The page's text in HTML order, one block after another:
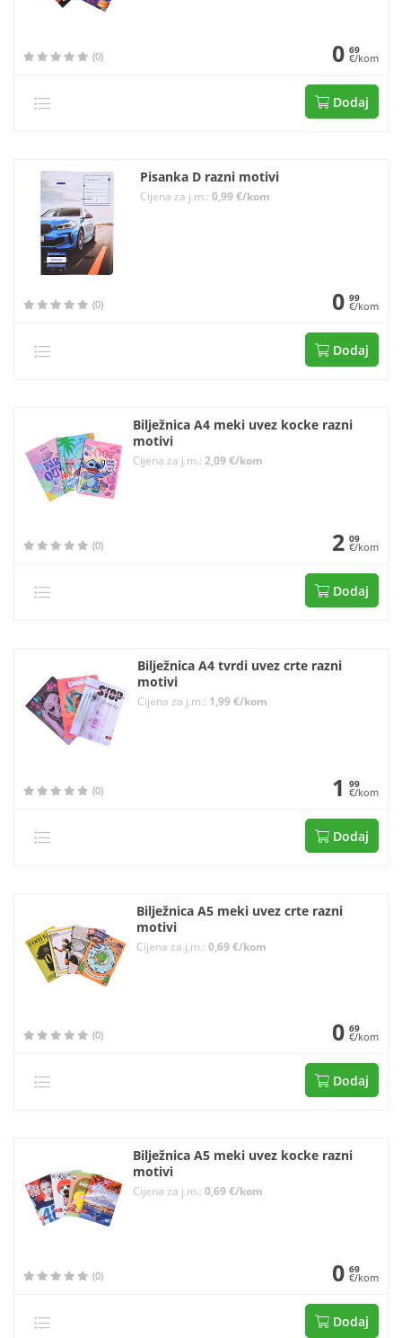
(0) 0 69
€/kom
Dodaj
Pisanka D razni motivi
Cijena za j.m.: 0,99 €/kom
(0) 0 99
€/kom
Dodaj
Bilježnica A4 meki uvez kocke razni
motivi
Cijena za j.m.: 2,09 €/kom
(0) 2 09
€/kom
Dodaj
Bilježnica A4 tvrdi uvez crte razni
motivi
Cijena za j.m.: 1,99 €/kom
(0) 1 99
€/kom
Dodaj
Bilježnica A5 meki uvez crte razni
motivi
Cijena za j.m.:0,69 €/kom
(0) 0 69
€/kom
Dodaj
Bilježnica A5 meki uvez kocke razni
motivi
Cijena za j.m.: 0,69 €/kom
(0) 0 69
€/kom
Dodaj